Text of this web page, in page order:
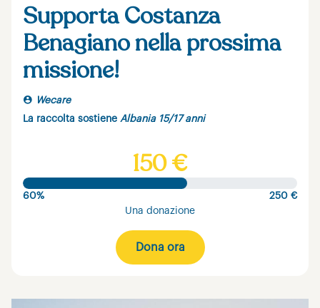
Supporta Costanza
Benagiano nella prossima
missione!
Wecare
La raccolta sostiene Albania 15/17 anni
150 €
60%
250 €
Una donazione
Dona ora